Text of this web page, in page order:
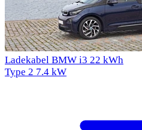
Ladekabel BMW i3 22 kWh
Type 2 7.4 kW